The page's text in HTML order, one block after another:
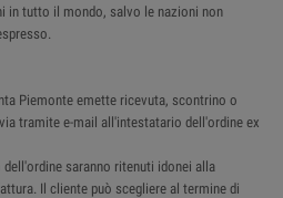
in tutto il mondo, salvo le nazioni non
Piemonte emette ricevuta, scontrino o
tramite e-mail all'intestatario dell'ordine ex
saranno ritenuti idonei alla
Il cliente può scegliere al termine di